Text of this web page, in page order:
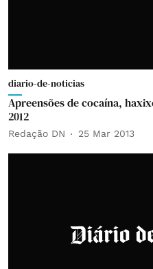
diario-de-noticias
Apreensões de cocaína,
2012
Redação DN 25 Mar 2013